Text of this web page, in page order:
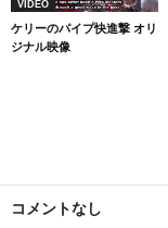
VIDEO
ケリーのパイプ快進撃 オリ
ジナル映像
コメントなし